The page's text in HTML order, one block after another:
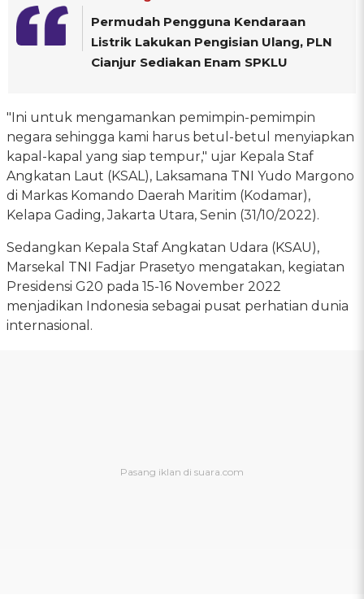
Permudah Pengguna Kendaraan
Listrik Lakukan Pengisian Ulang, PLN
Cianjur Sediakan Enam SPKLU
"Ini untuk mengamankan pemimpin-pemimpin
negara sehingga kami harus betul-betul menyiapkan
kapal-kapal yang siap tempur," ujar Kepala Staf
Angkatan Laut (KSAL), Laksamana TNI Yudo Margono
di Markas Komando Daerah Maritim (Kodamar),
Kelapa Gading, Jakarta Utara, Senin (31/10/2022).
Sedangkan Kepala Staf Angkatan Udara (KSAU),
Marsekal TNI Fadjar Prasetyo mengatakan, kegiatan
Presidensi G20 pada 15-16 November 2022
menjadikan Indonesia sebagai pusat perhatian dunia
internasional.